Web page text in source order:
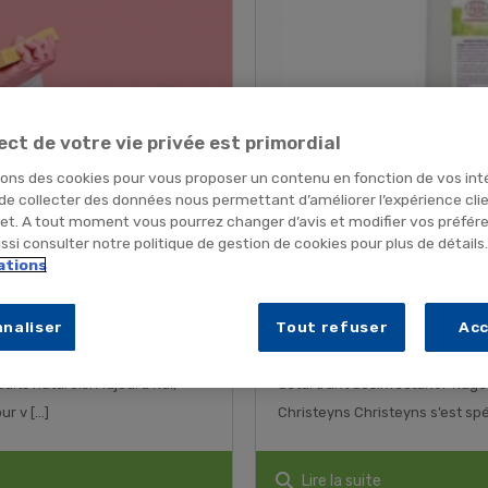
de nettoyage
notre mode de
naturels. Aujourd’hui,
v [...]
TEST PRODUIT -
Aujourd’hui on vous présente
détartrant désinfectant
Christeyns Christeyns s’est
search Lire la suite
de votre vie privée est primordial
des cookies pour vous proposer un contenu en fonction de vos
collecter des données nous permettant d’améliorer l’expérience
A tout moment vous pourrez changer d’avis et modifier vos
consulter notre politique de gestion de cookies pour plus de détails.
Tout refuser